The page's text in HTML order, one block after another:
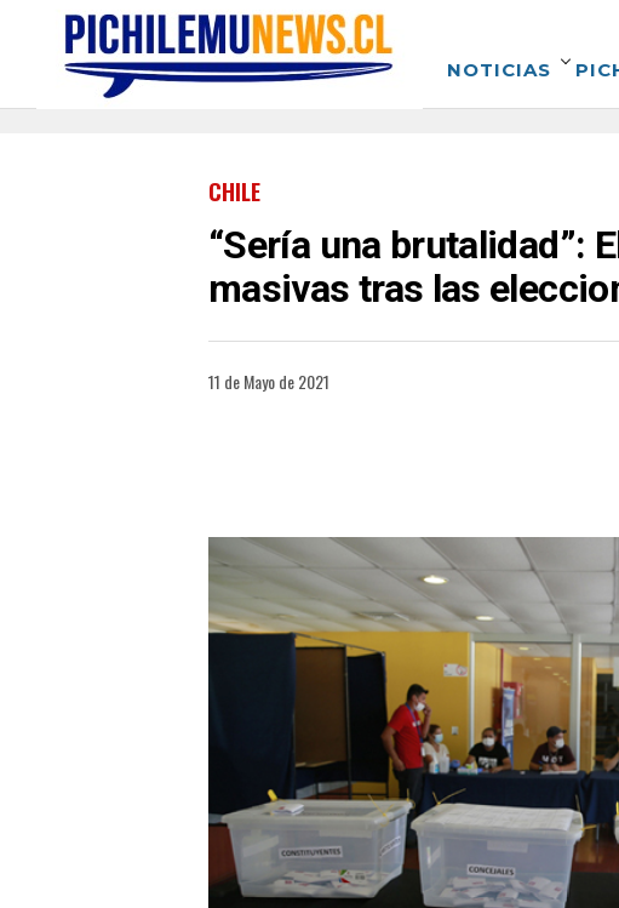
NOTICIAS
CHILE
“Sería una brutalidad”:
masivas tras las
11 de Mayo de 2021